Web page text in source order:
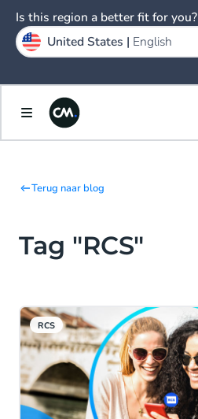
Terug naar blog
Tag "RCS"
RCS
Is this region a better fit for you?
United States | English